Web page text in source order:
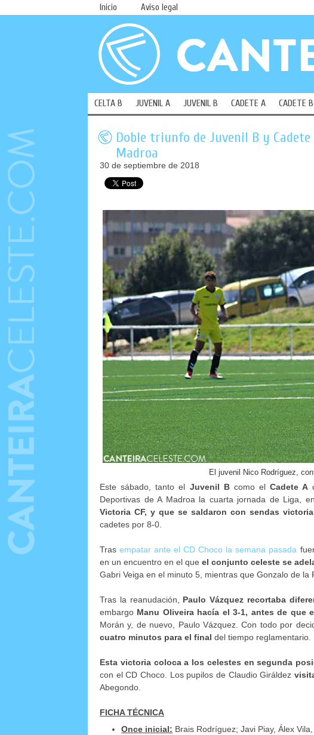
Inicio Aviso legal
CELTA B JUVENIL A JUVENIL B CADETE A CADETE B
Doble triunfo de Juvenil B y
Madroa
30 de septiembre de 2018
El juvenil Nico Rodríguez,
Este sábado, tanto el Juvenil Bcomo el Cadete A
Deportivas de A Madroa la cuarta jornada de Liga,
Victoria CF, y que se saldaron con sendas
cadetes por 8-0.
Trasempatar ante el CD Choco la semana pasada
en un encuentro en el que el conjunto celeste se
Gabri Veiga en el minuto 5, mientras que Gonzalo de
Tras la reanudación, Paulo Vázquez recortaba
embargo Manu Oliveira hacía el 3-1, antes de que
Morán y, de nuevo, Paulo Vázquez. Con todo por
cuatro minutos para el final del tiempo reglamentario.
Esta victoria coloca a los celestes en segunda
con el CD Choco. Los pupilos de Claudio Giráldez
Abegondo.
FICHA TÉCNICA
Once inicial: Brais Rodríguez; Javi Piay, Álex